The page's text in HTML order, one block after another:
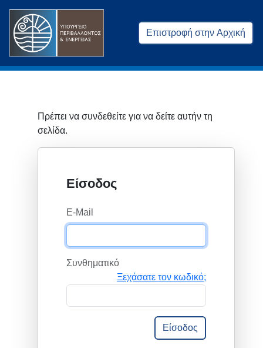
Επιστροφή στην Αρχική
Πρέπει να συνδεθείτε για να δείτε αυτήν τη
σελίδα.
Είσοδος
E-Mail
Συνθηματικό
Ξεχάσατε τον κωδικό;
Είσοδος